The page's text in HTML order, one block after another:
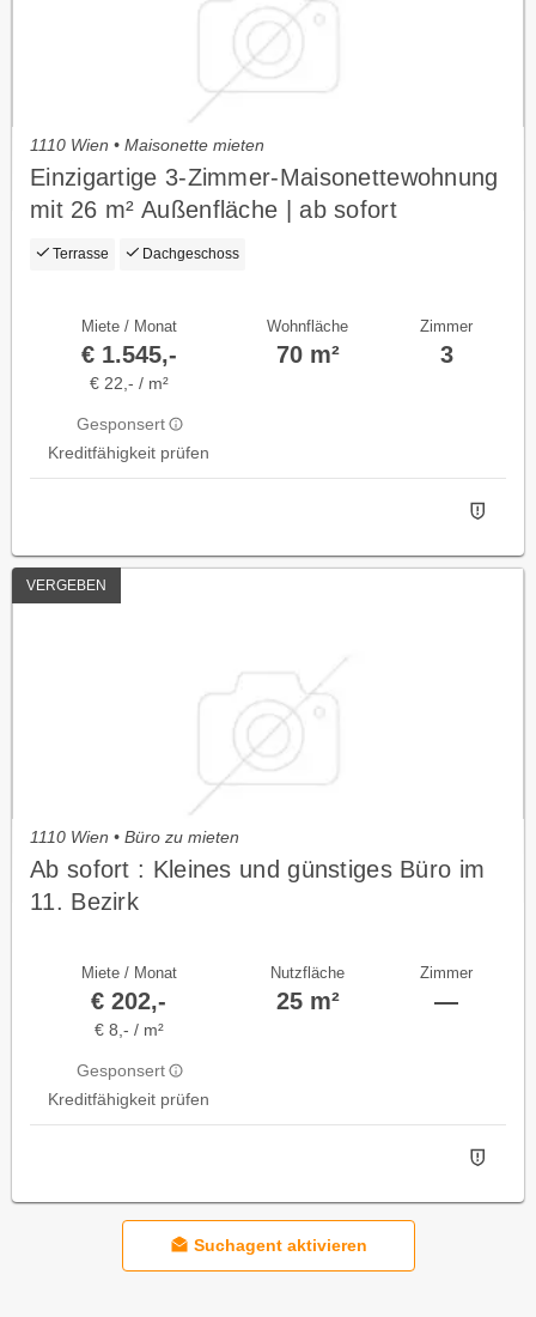
1110 Wien • Maisonette mieten
Einzigartige 3-Zimmer-Maisonettewohnung
mit 26 m² Außenfläche | ab sofort
bezugsfertig
Terrasse Dachgeschoss
Miete / Monat
€ 1.545,-
€ 22,- / m²
Gesponsert
Kreditfähigkeit prüfen
Wohnfläche
70 m²
Zimmer
3
VERGEBEN
1110 Wien • Büro zu mieten
Ab sofort : Kleines und günstiges Büro im
11. Bezirk
Miete / Monat
€ 202,-
€ 8,- / m²
Gesponsert
Kreditfähigkeit prüfen
Nutzfläche
25 m²
Zimmer
—
Suchagent aktivieren